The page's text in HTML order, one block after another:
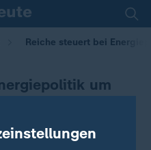
Reiche steuert bei
um